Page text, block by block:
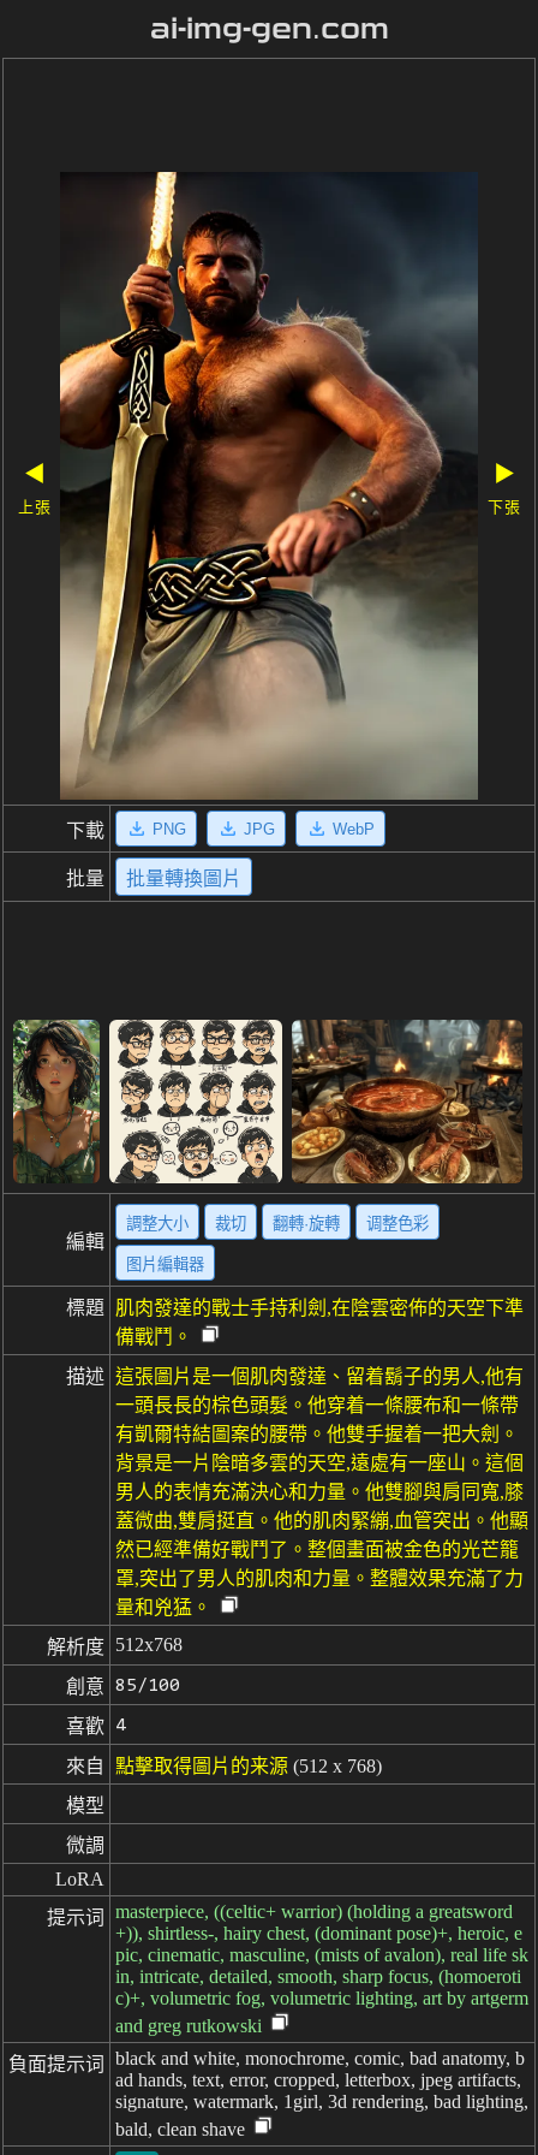
ai-img-gen.com
◀
上張
▶
下張
下載 PNG JPG WebP
批量 批量轉換圖片
編輯
調整大小 裁切 翻轉·旋轉 调整色彩
图片編輯器
標題
肌肉發達的戰士手持利劍,在陰雲密佈的天空下準
備戰鬥。
描述 這張圖片是一個肌肉發達、留着鬍子的男人,他有
一頭長長的棕色頭髮。他穿着一條腰布和一條帶
有凱爾特結圖案的腰帶。他雙手握着一把大劍。
背景是一片陰暗多雲的天空,遠處有一座山。這個
男人的表情充滿決心和力量。他雙腳與肩同寬,膝
蓋微曲,雙肩挺直。他的肌肉緊繃,血管突出。他顯
然已經準備好戰鬥了。整個畫面被金色的光芒籠
罩,突出了男人的肌肉和力量。整體效果充滿了力
量和兇猛。
解析度 512x768
創意 85/100
喜歡 4
來自 點擊取得圖片的来源 (512 x 768)
模型
微調
LoRA
提示词
masterpiece, ((celtic+ warrior) (holding a greatsword
+)), shirtless-, hairy chest, (dominant pose)+, heroic, e
pic, cinematic, masculine, (mists of avalon), real life sk
in, intricate, detailed, smooth, sharp focus, (homoeroti
c)+, volumetric fog, volumetric lighting, art by artgerm
and greg rutkowski
負面提示词
black and white, monochrome, comic, bad anatomy, b
ad hands, text, error, cropped, letterbox, jpeg artifacts,
signature, watermark, 1girl, 3d rendering, bad lighting,
bald, clean shave